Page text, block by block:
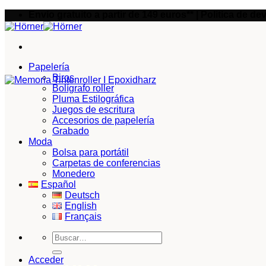
al
Papelería
Biros
Bolígrafo roller
Pluma Estilográfica
Juegos de escritura
Accesorios de papelería
Grabado
Moda
Bolsa para portátil
Carpetas de conferencias
Monedero
Español
Deutsch
English
Français
Buscar
por:
Acceder